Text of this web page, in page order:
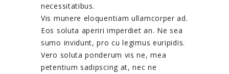
necessitatibus.
Vis munere eloquentiam ullamcorper ad.
Eos soluta aperiri imperdiet an. Ne sea
sumo invidunt, pro cu legimus euripidis.
Vero soluta ponderum vis ne, mea
petentium sadipscing at, nec ne